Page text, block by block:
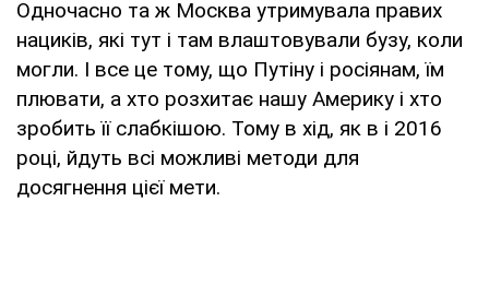
Одночасно та ж Москва утримувала правих
нациків, які тут і там влаштовували бузу, коли
могли. І все це тому, що Путіну і росіянам, їм
плювати, а хто розхитає нашу Америку і хто
зробить її слабкішою. Тому в хід, як в і 2016
році, йдуть всі можливі методи для
досягнення цієї мети.